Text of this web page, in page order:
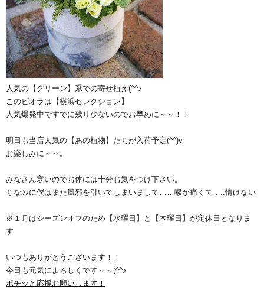
人気の【グリーン】系での寄せ植え(^^♪
このビオラは【横浜セレクション】
人気爆発中ですでに残り少ないのでお早めに～～！！
明日も当店人気の【あの植物】たちが入荷予定(^^)v
お楽しみに～～。
みなさん寒いのでお体には十分お気をつけ下さい。
ちなみに僕はまた風邪を引いてしまいまして……喉が痛くて…..情けない
※１月はシーズンオフのため【水曜日】と【木曜日】が定休日となりま
す
いつもありがとうございます！！
今日も元気によろしくです～～(^^♪
ポチッと応援お願いします！